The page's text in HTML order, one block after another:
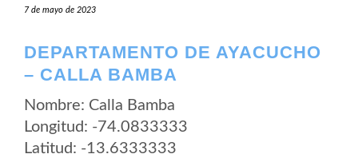
7 de mayo de 2023
DEPARTAMENTO DE AYACUCHO
– CALLA BAMBA
Nombre: Calla Bamba
Longitud: -74.0833333
Latitud: -13.6333333